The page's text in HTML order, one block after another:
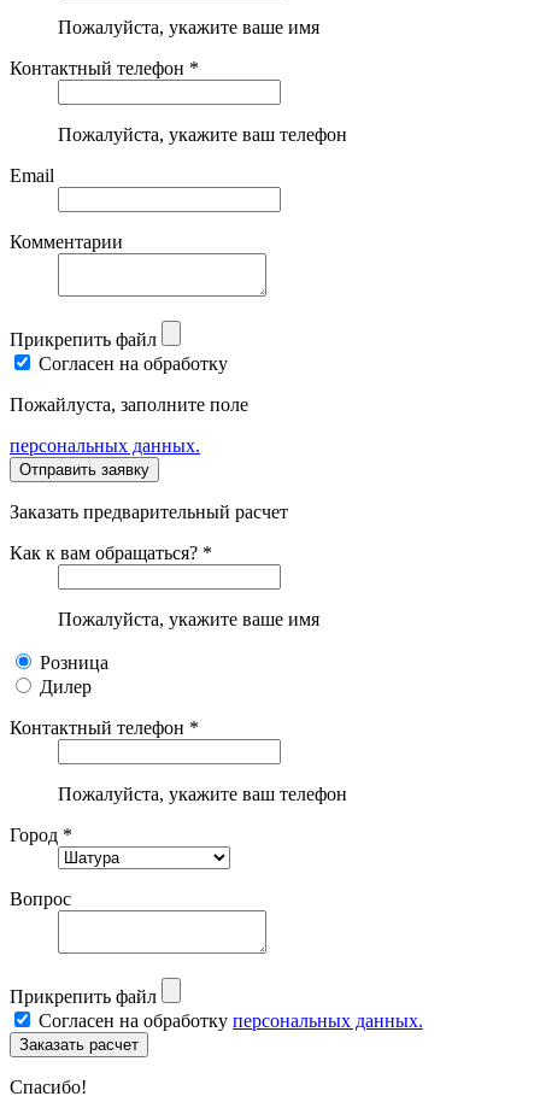
Пожалуйста, укажите ваше имя
Контактный телефон *
Пожалуйста, укажите ваш телефон
Email
Комментарии
Прикрепить файл
Согласен на обработку
Пожайлуста, заполните поле
персональных данных.
Заказать предварительный расчет
Как к вам обращаться? *
Пожалуйста, укажите ваше имя
Розница
Дилер
Контактный телефон *
Пожалуйста, укажите ваш телефон
Город *
Вопрос
Прикрепить файл
Согласен на обработку персональных данных.
Спасибо!